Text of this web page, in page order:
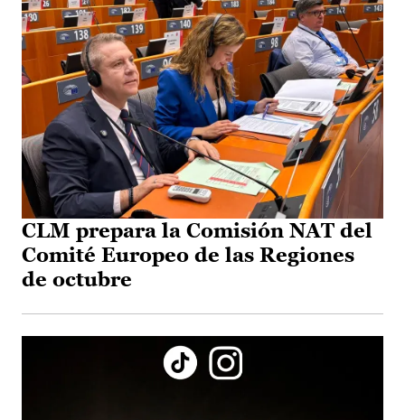
CLM prepara la Comisión NAT del
Comité Europeo de las Regiones
de octubre